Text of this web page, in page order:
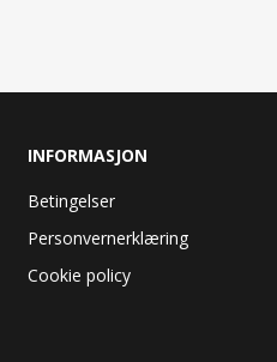
INFORMASJON
Betingelser
Personvernerklæring
Cookie policy